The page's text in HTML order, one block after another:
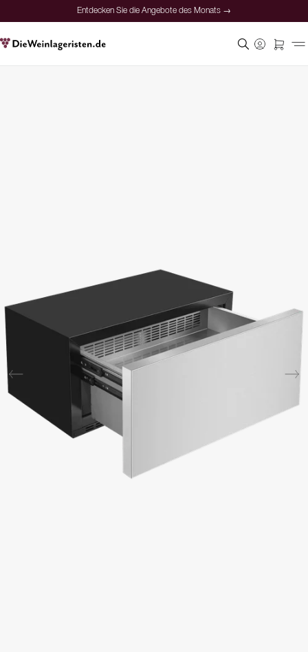
Entdecken Sie die Angebote des Monats →